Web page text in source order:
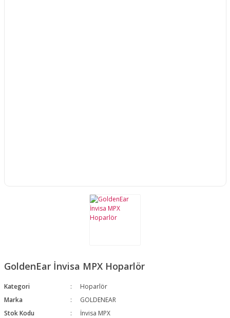
GoldenEar İnvisa MPX Hoparlör
Kategori
Hoparlör
Marka
GOLDENEAR
Stok Kodu
İnvisa MPX